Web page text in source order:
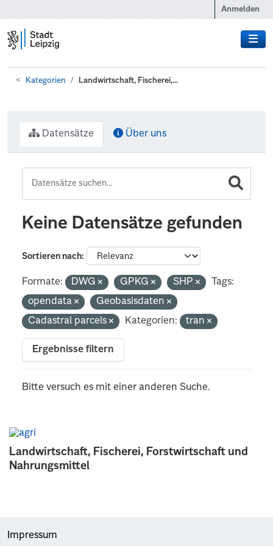
Anmelden
Kategorien Landwirtschaft, Fischerei,...
Landwirtschaft, Fischerei, Forstwirtschaft und
Nahrungsmittel
Datensätze Über uns
Keine Datensätze gefunden
Sortieren nach
Formate: DWG GPKG SHP
Tags:
opendata
Geobasisdaten
Cadastral parcels
Kategorien: tran
Ergebnisse filtern
Bitte versuch es mit einer anderen Suche.
Impressum